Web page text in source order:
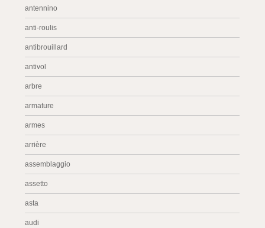
antennino
anti-roulis
antibrouillard
antivol
arbre
armature
armes
arrière
assemblaggio
assetto
asta
audi